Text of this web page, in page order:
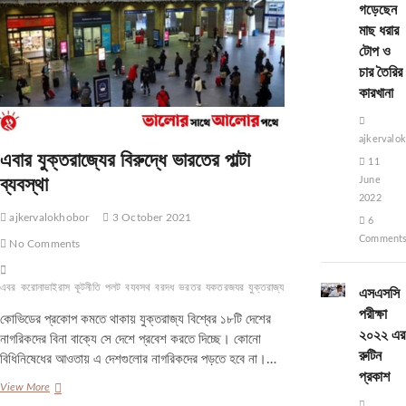
ভি
টিকা:
রাশিয়া
এবার যুক্তরাজ্যের বিরুদ্ধে ভারতের পাল্টা
ব্যবস্থা
ajkervalokhobor 3 October 2021
No Comments
এবর করোনাভাইরাস কূটনীতি পলট বযবসথ বরদধ ভরতর যকতরজযর যুক্তরাজ্য
কোভিডের প্রকোপ কমতে থাকায় যুক্তরাজ্য বিশ্বের ১৮টি দেশের
নাগরিকদের বিনা বাক্যে সে দেশে প্রবেশ করতে দিচ্ছে। কোনো
বিধিনিষেধের আওতায় এ দেশগুলোর নাগরিকদের পড়তে হবে না।…
View Moreএবার
গড়েছেন
মাছ ধরার
টোপ ও
চার তৈরির
কারখানা
11
June
2022
6
এসএসসি
পরীক্ষা
২০২২ এর
রুটিন
প্রকাশ